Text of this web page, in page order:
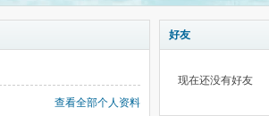
查看全部个人资料
好友
现在还没有好友